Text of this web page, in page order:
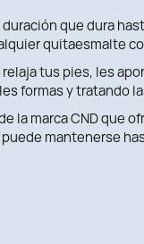
que dura
quitaesmalte
tus pies, les
formas y tratando
la marca CND que
mantenerse